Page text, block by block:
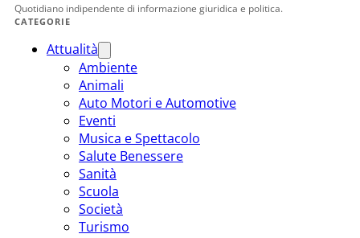
Quotidiano indipendente di informazione giuridica e politica.
CATEGORIE
Attualità
Ambiente
Animali
Auto Motori e Automotive
Eventi
Musica e Spettacolo
Salute Benessere
Sanità
Scuola
Società
Turismo